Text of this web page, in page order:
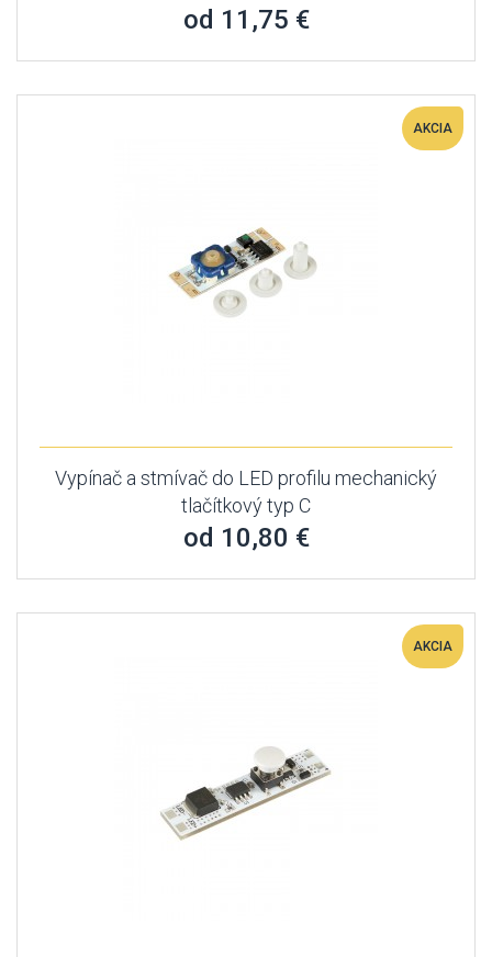
od 11,75 €
AKCIA
Vypínač a stmívač do LED profilu mechanický
tlačítkový typ C
od 10,80 €
AKCIA